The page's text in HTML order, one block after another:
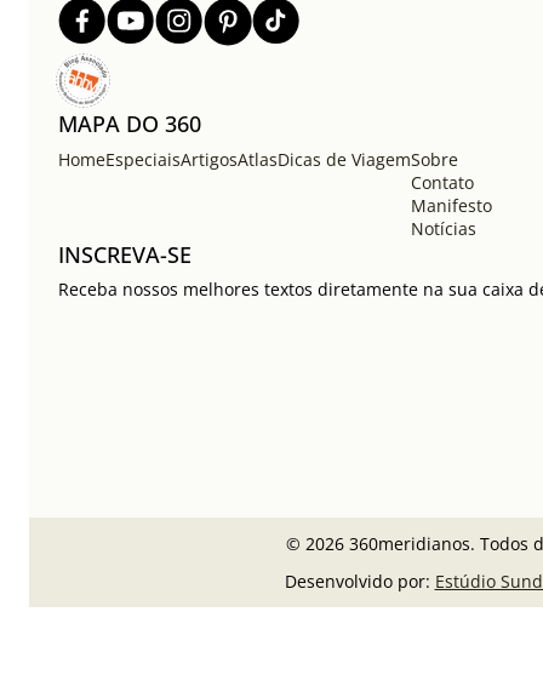
MAPA DO 360
HomeEspeciaisArtigosAtlasDicas de ViagemSobre
Contato
Manifesto
Notícias
INSCREVA-SE
Receba nossos melhores textos diretamente na sua caixa
© 2026 360meridianos. Todos
Desenvolvido por: Estúdio